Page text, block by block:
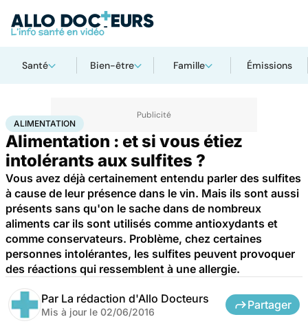
Santé Bien-être Famille Émissions
AccueilBien-être Nutrition Alimentation
ALIMENTATION
Alimentation : et si vous étiez
intolérants aux sulfites ?
Vous avez déjà certainement entendu parler des sulfites
à cause de leur présence dans le vin. Mais ils sont aussi
présents sans qu'on le sache dans de nombreux
aliments car ils sont utilisés comme antioxydants et
comme conservateurs. Problème, chez certaines
personnes intolérantes, les sulfites peuvent provoquer
des réactions qui ressemblent à une allergie.
Par La rédaction d'Allo Docteurs
Mis à jour le 02/06/2016
Partager